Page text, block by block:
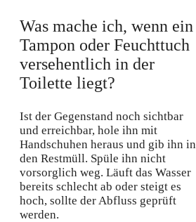
Was mache ich, wenn ein
Tampon oder Feuchttuch
versehentlich in der
Toilette liegt?
Ist der Gegenstand noch sichtbar
und erreichbar, hole ihn mit
Handschuhen heraus und gib ihn in
den Restmüll. Spüle ihn nicht
vorsorglich weg. Läuft das Wasser
bereits schlecht ab oder steigt es
hoch, sollte der Abfluss geprüft
werden.